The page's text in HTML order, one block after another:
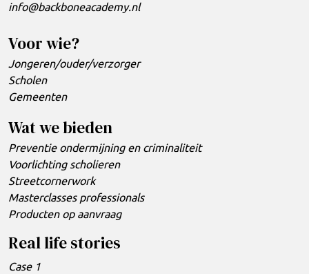
info@backboneacademy.nl
Voor wie?
Jongeren/ouder/verzorger
Scholen
Gemeenten
Wat we bieden
Preventie ondermijning en criminaliteit
Voorlichting scholieren
Streetcornerwork
Masterclasses professionals
Producten op aanvraag
Real life stories
Case 1